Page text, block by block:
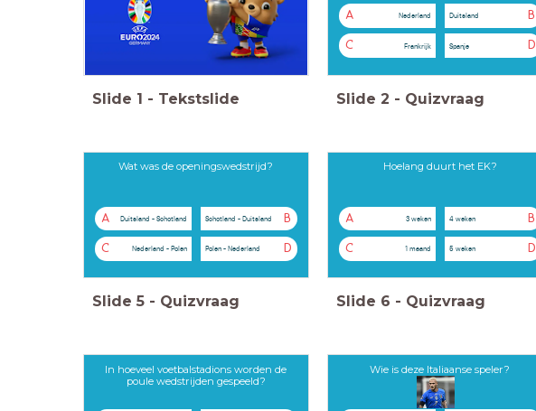
Slide 1 - Tekstslide
A Nederland B
Duitsland
C Frankrijk D
Spanje
Slide 2 - Quizvraag
Wat was de openingswedstrijd?
A Duitsland - Schotland B
Schotland - Duitsland
C Nederland - Polen D
Polen - Nederland
Slide 5 - Quizvraag
Hoelang duurt het EK?
A 3 weken B
4 weken
C 1 maand D
5 weken
Slide 6 - Quizvraag
In hoeveel voetbalstadions worden de
poule wedstrijden gespeeld?
Wie is deze Italiaanse speler?